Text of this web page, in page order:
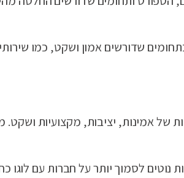
שדורשים אמון ושקט, כמו
של אמינות, יציבות, מקצועיות
נוטים לסמוך יותר על חברות עם